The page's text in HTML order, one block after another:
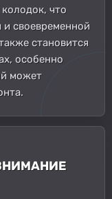
что
и своевременной
становится
особенно
может